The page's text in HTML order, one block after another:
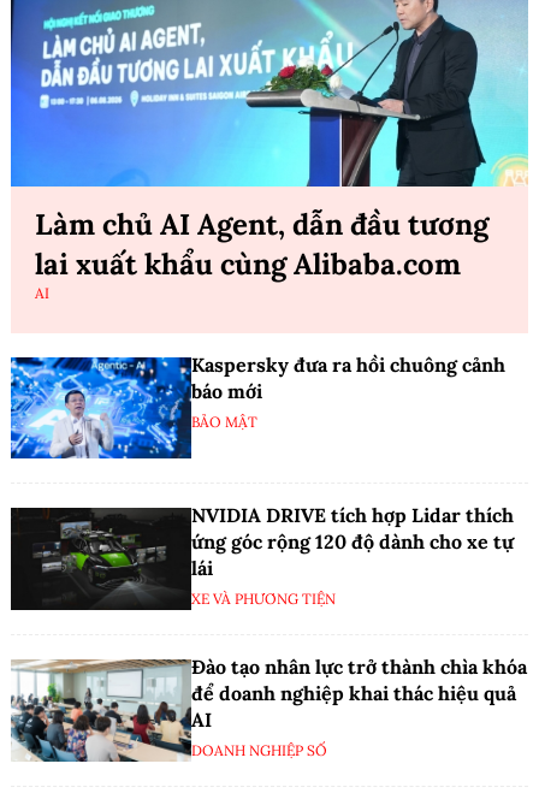
Làm chủ AI Agent, dẫn đầu tương
lai xuất khẩu cùng Alibaba.com
AI
Kaspersky đưa ra hồi chuông cảnh
báo mới
BẢO MẬT
NVIDIA DRIVE tích hợp Lidar thích
ứng góc rộng 120 độ dành cho xe tự
lái
XE VÀ PHƯƠNG TIỆN
Đào tạo nhân lực trở thành chìa khóa
để doanh nghiệp khai thác hiệu quả
AI
DOANH NGHIỆP SỐ